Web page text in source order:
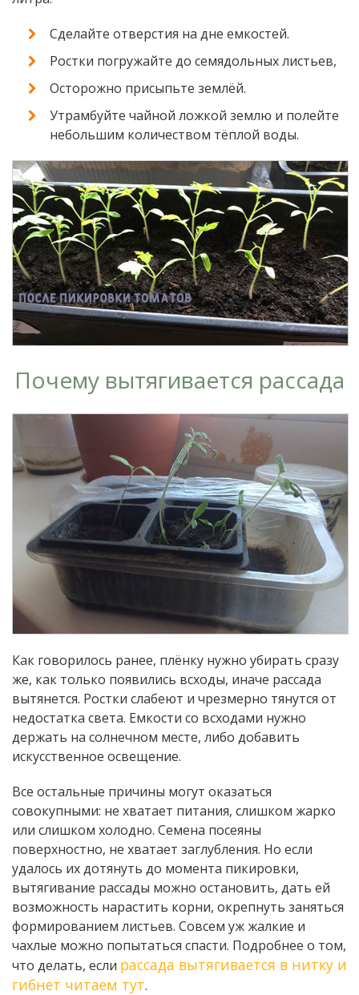
Сделайте отверстия на дне емкостей.
Ростки погружайте до семядольных листьев,
Осторожно присыпьте землёй.
Утрамбуйте чайной ложкой землю и полейте
небольшим количеством тёплой воды.
Почему вытягивается рассада
Как говорилось ранее, плёнку нужно убирать сразу
же, как только появились всходы, иначе рассада
вытянется. Ростки слабеют и чрезмерно тянутся от
недостатка света. Емкости со всходами нужно
держать на солнечном месте, либо добавить
искусственное освещение.
Все остальные причины могут оказаться
совокупными: не хватает питания, слишком жарко
или слишком холодно. Семена посеяны
поверхностно, не хватает заглубления. Но если
удалось их дотянуть до момента пикировки,
вытягивание рассады можно остановить, дать ей
возможность нарастить корни, окрепнуть заняться
формированием листьев. Совсем уж жалкие и
чахлые можно попытаться спасти. Подробнее о том,
что делать, если рассада вытягивается в нитку и
гибнет читаем тут.